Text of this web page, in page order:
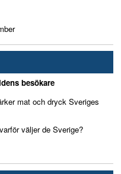
besökare
mat och dryck Sveriges
väljer de Sverige?